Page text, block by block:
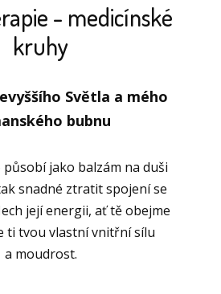
- medicínské
kruhy
Světla a mého
bubnu
jako balzám na duši
snadné ztratit spojení se
její energii, ať tě obejme
ti tvou vlastní vnitřní sílu
a moudrost.